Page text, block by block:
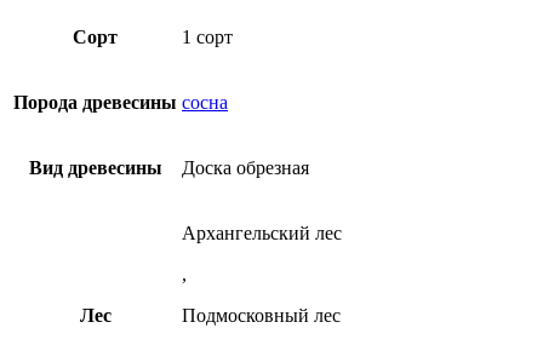
из
сосны
Опции
на
Сорт 1 сорт
Порода древесины сосна
Вид древесины Доска обрезная
Лес
Архангельский лес
,
Подмосковный лес